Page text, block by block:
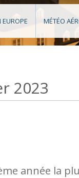
EUROPE MÉTÉO
2023
année la